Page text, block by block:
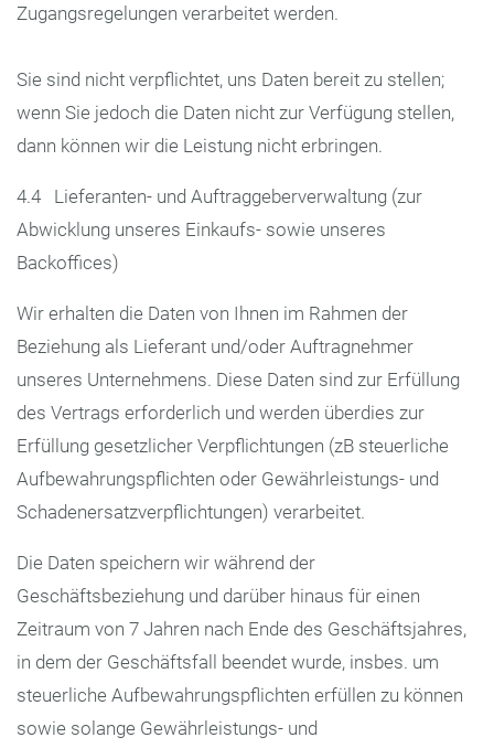
Zugangsregelungen verarbeitet werden.
Sie sind nicht verpflichtet, uns Daten bereit zu stellen;
wenn Sie jedoch die Daten nicht zur Verfügung stellen,
dann können wir die Leistung nicht erbringen.
4.4 Lieferanten- und Auftraggeberverwaltung (zur
Abwicklung unseres Einkaufs- sowie unseres
Backoffices)
Wir erhalten die Daten von Ihnen im Rahmen der
Beziehung als Lieferant und/oder Auftragnehmer
unseres Unternehmens. Diese Daten sind zur Erfüllung
des Vertrags erforderlich und werden überdies zur
Erfüllung gesetzlicher Verpflichtungen (zB steuerliche
Aufbewahrungspflichten oder Gewährleistungs- und
Schadenersatzverpflichtungen) verarbeitet.
Die Daten speichern wir während der
Geschäftsbeziehung und darüber hinaus für einen
Zeitraum von 7 Jahren nach Ende des Geschäftsjahres,
in dem der Geschäftsfall beendet wurde, insbes. um
steuerliche Aufbewahrungspflichten erfüllen zu können
sowie solange Gewährleistungs- und